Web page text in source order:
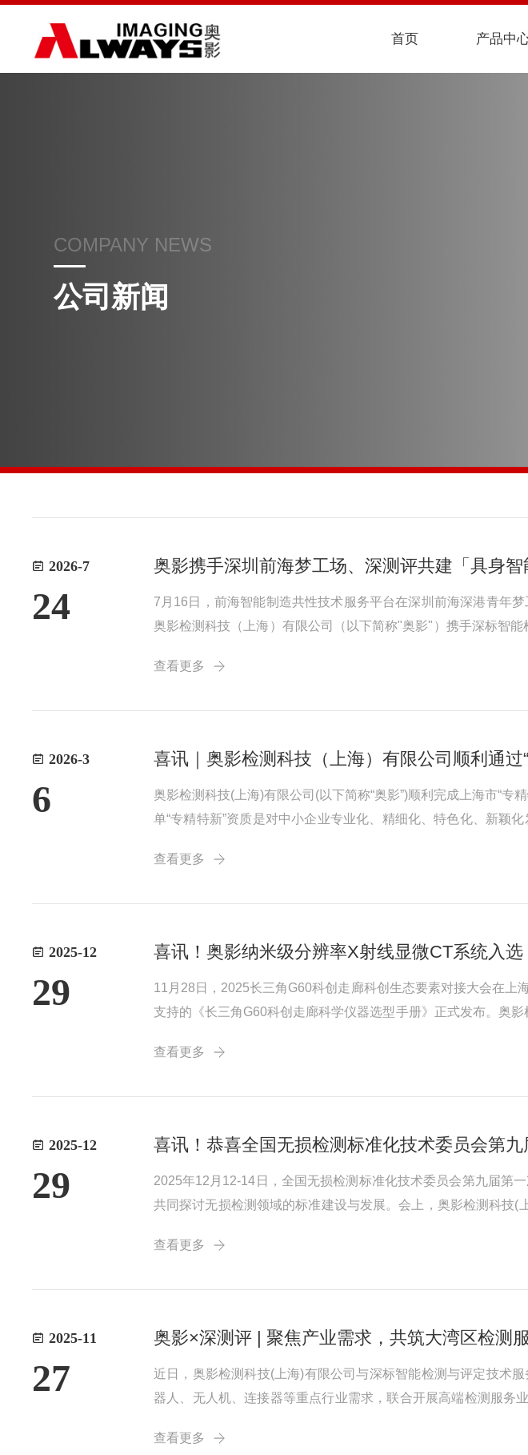
首页 产品中
COMPANY NEWS
公司新闻
2026-7
24
奥影携手深圳前海梦工场、深测评共建「具身智
7月16日，前海智能制造共性技术服务平台在深圳前海深港青年
奥影检测科技（上海）有限公司（以下简称"奥影"）携手深标智
地址：做科技企业的"嵌入式技术合伙人"前海智能制造共性技...
查看更多
2026-3
6
喜讯｜奥影检测科技（上海）有限公司顺利通过
奥影检测科技(上海)有限公司(以下简称“奥影”)顺利完成上海市“
单“专精特新”资质是对中小企业专业化、精细化、特色化、新颖
识产权、主营业务竞争力、细分领域深耕度及可持续发展能力，
测领域、坚持技术自主创新、持续提升产品与服务...
查看更多
2025-12
29
喜讯！奥影纳米级分辨率X射线显微CT系统入
11月28日，2025长三角G60科创走廊科创生态要素对接大会在
支持的《长三角G60科创走廊科学仪器选型手册》正式发布。奥
仪器赋能世界级产业集群建设提供了又...
查看更多
2025-12
29
2025年12月12-14日，全国无损检测标准化技术委员会第九届第
共同探讨无损检测领域的标准建设与发展。会上，奥影检测科技(
与行业标准制定的核心机构，所聘任的技术专家(观察...
查看更多
2025-11
27
奥影×深测评 | 聚焦产业需求，共筑大湾区检测
近日，奥影检测科技(上海)有限公司与深标智能检测与评定技术
器人、无人机、连接器等重点行业需求，联合开展高端检测服务
检测、逆向工程等领域的核心优势，吸引众多企业代表...
查看更多